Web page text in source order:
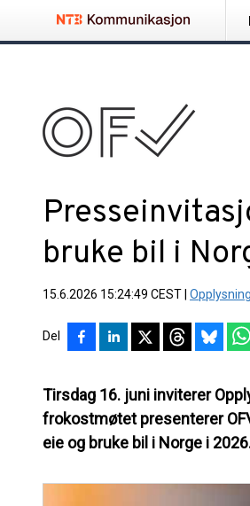
bruke bil i
15.6.2026 15:24:49 CEST
Del
Tirsdag 16. juni inviterer
frokostmøtet presenterer
eie og bruke bil i Norge i